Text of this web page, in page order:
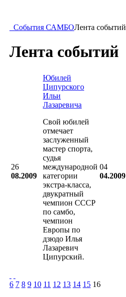
События САМБОЛента событий
Лента событий
26
08.2009
Юбилей
Ципурского
Ильи
Лазаревича
Свой юбилей
отмечает
заслуженный
мастер спорта,
судья
международной
категории
экстра-класса,
двукратный
чемпион СССР
по самбо,
чемпион
Европы по
дзюдо Илья
Лазаревич
Ципурский.
04
04.2009
6 7 8 9 10 11 12 13 14 15 16